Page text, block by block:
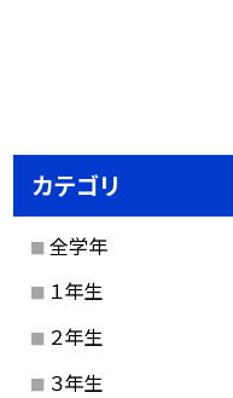
カテゴリ
全学年
１年生
２年生
３年生